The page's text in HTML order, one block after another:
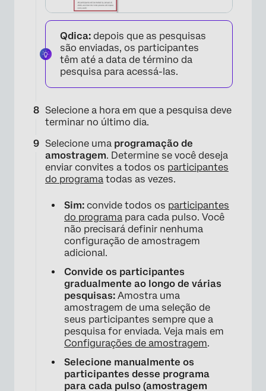
×
Qdica: depois que as pesquisas
são enviadas, os participantes
têm até a data de término da
pesquisa para acessá-las.
Selecione a hora em que a pesquisa deve
terminar no último dia.
Selecione uma programação de
amostragem. Determine se você deseja
enviar convites a todos os participantes
do programa todas as vezes.
Sim: convide todos os participantes
do programa para cada pulso. Você
não precisará definir nenhuma
configuração de amostragem
adicional.
Convide os participantes
gradualmente ao longo de várias
pesquisas: Amostra uma
amostragem de uma seleção de
seus participantes sempre que a
pesquisa for enviada. Veja mais em
Configurações de amostragem.
Selecione manualmente os
participantes desse programa
para cada pulso (amostragem